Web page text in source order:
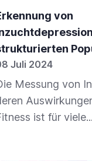
von
Juli 2024
Messung von
ist für viele...